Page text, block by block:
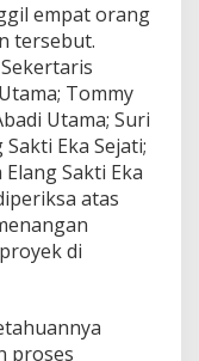
empat orang
tersebut.
Tommy
Utama; Suri
Eka Sejati;
Sakti Eka
atas
di
proses